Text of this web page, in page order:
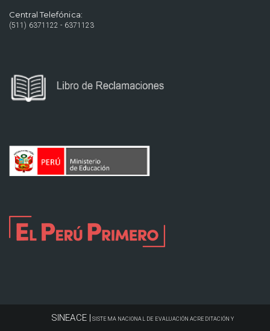
Central Telefónica:
(511) 6371122 - 6371123
SINEACE | SISTEMA NACIONAL DE EVALUACIÓN ACREDITACIÓN Y